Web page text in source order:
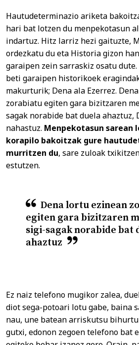
Hautudeterminazio ariketa
hari bat lotzen du menpekotasun
indartuz. Hitz larriz hezi gaituzte,
ordezkatu du eta Historia gizon
garaipen zein sarraskiz osatu
beti garaipen historikoek
makurturik; Dena ala Ezerrez.
zorabiatu egiten gara bizitzaren
sagak norabide bat duela ahaztuz,
nahastuz. Menpekotasun sarean
korapilo bakoitzak gure
murritzen du, sare zuloak
estutzen.
Dena lortu ezinean
egiten gara bizitzaren
sigi-sagak norabide bat
ahaztuz
Ez naiz telefono mugikor zalea,
diot sega-potoari lotu gabe, baina
nau, une batean arriskutsu
gutxi, edonon zegoen telefono bat